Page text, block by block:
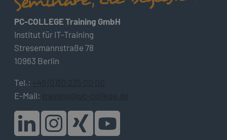
PC-COLLEGE Training GmbH
Institut für IT-Training
Stresemannstraße 78
10963 Berlin
Tel.: +49 (0)30 235 00 00
E-Mail: training@pc-college.de